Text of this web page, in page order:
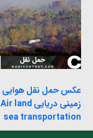
عکس حمل نقل هوایی
زمینی دریایی Air land
sea transportation